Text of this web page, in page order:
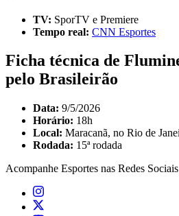
TV: SporTV e Premiere
Tempo real: CNN Esportes
Ficha técnica de
pelo Brasileirão
Data: 9/5/2026
Horário: 18h
Local: Maracanã, no Rio de
Rodada: 15ª rodada
Acompanhe Esportes nas Redes Sociais